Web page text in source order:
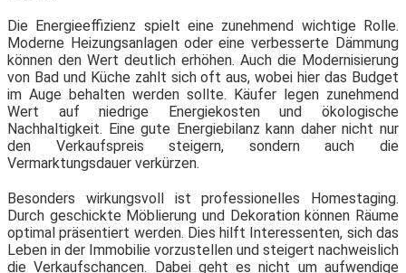
Die Energieeffizienz spielt eine zunehmend wichtige Rolle.
Moderne Heizungsanlagen oder eine verbesserte Dämmung
können den Wert deutlich erhöhen. Auch die Modernisierung
von Bad und Küche zahlt sich oft aus, wobei hier das Budget
im Auge behalten werden sollte. Käufer legen zunehmend
Wert auf niedrige Energiekosten und ökologische
Nachhaltigkeit. Eine gute Energiebilanz kann daher nicht nur
den Verkaufspreis steigern, sondern auch die
Vermarktungsdauer verkürzen.
Besonders wirkungsvoll ist professionelles Homestaging.
Durch geschickte Möblierung und Dekoration können Räume
optimal präsentiert werden. Dies hilft Interessenten, sich das
Leben in der Immobilie vorzustellen und steigert nachweislich
die Verkaufschancen. Dabei geht es nicht um aufwendige